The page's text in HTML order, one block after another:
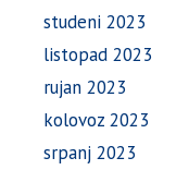
studeni 2023
listopad 2023
rujan 2023
kolovoz 2023
srpanj 2023